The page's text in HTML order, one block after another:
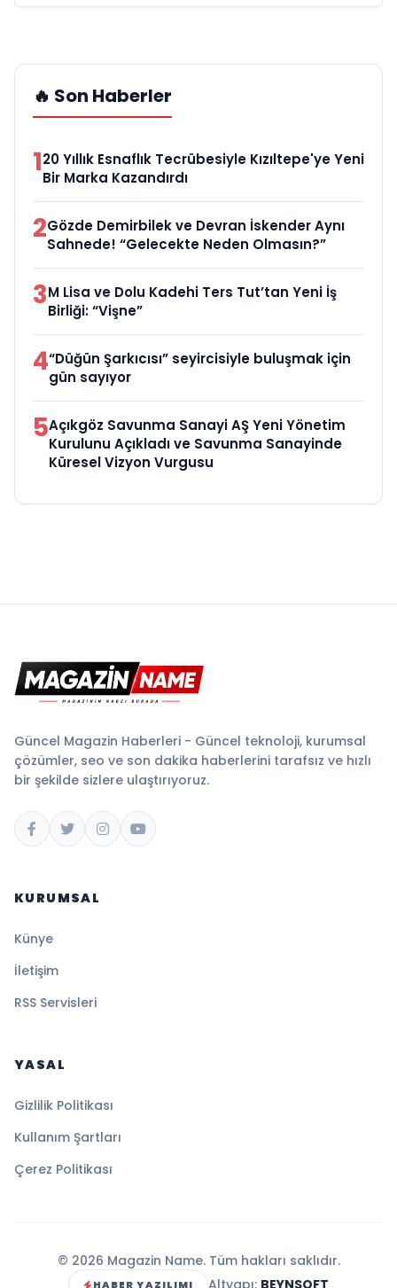
🔥 Son Haberler
120 Yıllık Esnaflık Tecrübesiyle Kızıltepe'ye Yeni
Bir Marka Kazandırdı
2Gözde Demirbilek ve Devran İskender Aynı
Sahnede! “Gelecekte Neden Olmasın?”
3M Lisa ve Dolu Kadehi Ters Tut’tan Yeni İş
Birliği: “Vişne”
4“Düğün Şarkıcısı” seyircisiyle buluşmak için
gün sayıyor
5Açıkgöz Savunma Sanayi AŞ Yeni Yönetim
Kurulunu Açıkladı ve Savunma Sanayinde
Küresel Vizyon Vurgusu
Güncel Magazin Haberleri - Güncel teknoloji, kurumsal
çözümler, seo ve son dakika haberlerini tarafsız ve hızlı
bir şekilde sizlere ulaştırıyoruz.
KURUMSAL
Künye
İletişim
RSS Servisleri
YASAL
Gizlilik Politikası
Kullanım Şartları
Çerez Politikası
© 2026 Magazin Name. Tüm hakları saklıdır.
HABER YAZILIMI